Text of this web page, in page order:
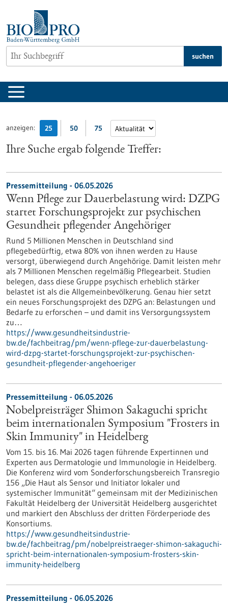
springen
suchen
anzeigen: 25 50 75
Ihre Suche ergab folgende Treffer:
Pressemitteilung - 06.05.2026
Wenn Pflege zur Dauerbelastung wird: DZPG
startet Forschungsprojekt zur psychischen
Gesundheit pflegender Angehöriger
Rund 5 Millionen Menschen in Deutschland sind
pflegebedürftig, etwa 80% von ihnen werden zu Hause
versorgt, überwiegend durch Angehörige. Damit leisten mehr
als 7 Millionen Menschen regelmäßig Pflegearbeit. Studien
belegen, dass diese Gruppe psychisch erheblich stärker
belastet ist als die Allgemeinbevölkerung. Genau hier setzt
ein neues Forschungsprojekt des DZPG an: Belastungen und
Bedarfe zu erforschen – und damit ins Versorgungssystem
zu…
https://www.gesundheitsindustrie-
bw.de/fachbeitrag/pm/wenn-pflege-zur-dauerbelastung-
wird-dzpg-startet-forschungsprojekt-zur-psychischen-
gesundheit-pflegender-angehoeriger
Pressemitteilung - 06.05.2026
Nobelpreisträger Shimon Sakaguchi spricht
beim internationalen Symposium "Frosters in
Skin Immunity" in Heidelberg
Vom 15. bis 16. Mai 2026 tagen führende Expertinnen und
Experten aus Dermatologie und Immunologie in Heidelberg.
Die Konferenz wird vom Sonderforschungsbereich Transregio
156 „Die Haut als Sensor und Initiator lokaler und
systemischer Immunität“ gemeinsam mit der Medizinischen
Fakultät Heidelberg der Universität Heidelberg ausgerichtet
und markiert den Abschluss der dritten Förderperiode des
Konsortiums.
https://www.gesundheitsindustrie-
bw.de/fachbeitrag/pm/nobelpreistraeger-shimon-sakaguchi-
spricht-beim-internationalen-symposium-frosters-skin-
immunity-heidelberg
Pressemitteilung - 06.05.2026